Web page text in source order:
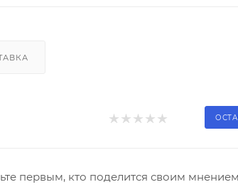
первым, кто поделится своим